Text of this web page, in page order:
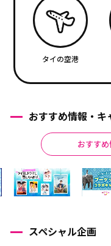
タイの空港
おすすめ情報・キ
おすす
スペシャル企画